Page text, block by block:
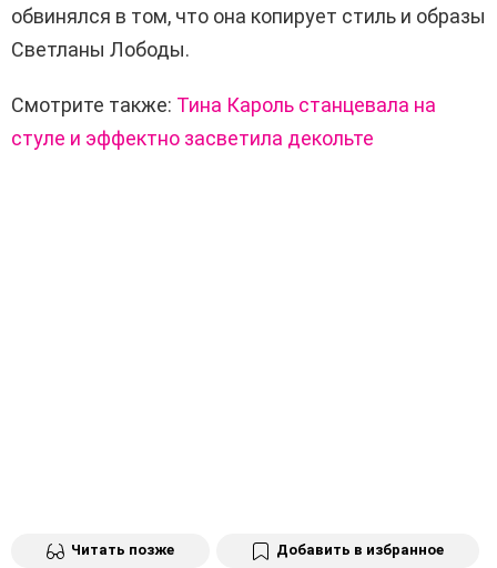
обвинялся в том, что она копирует стиль и образы
Светланы Лободы.
Смотрите также: Тина Кароль станцевала на
стуле и эффектно засветила декольте
Читать позже Добавить в избранное